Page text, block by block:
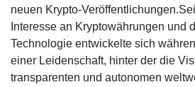
neuen Krypto-
Interesse an Kryptowährungen und
Technologie entwickelte sich
einer Leidenschaft, hinter der die
transparenten und autonomen